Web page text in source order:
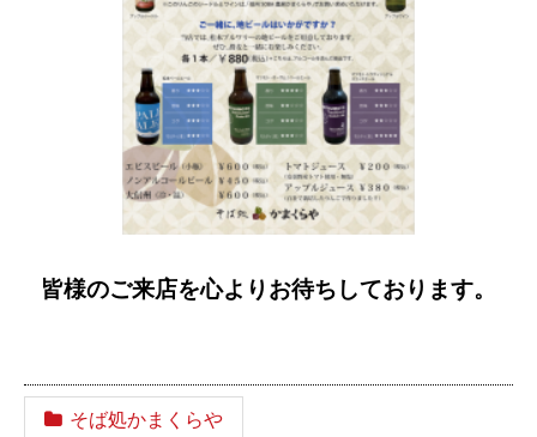
皆様のご来店を心よりお待ちしております。
そば処かまくらや